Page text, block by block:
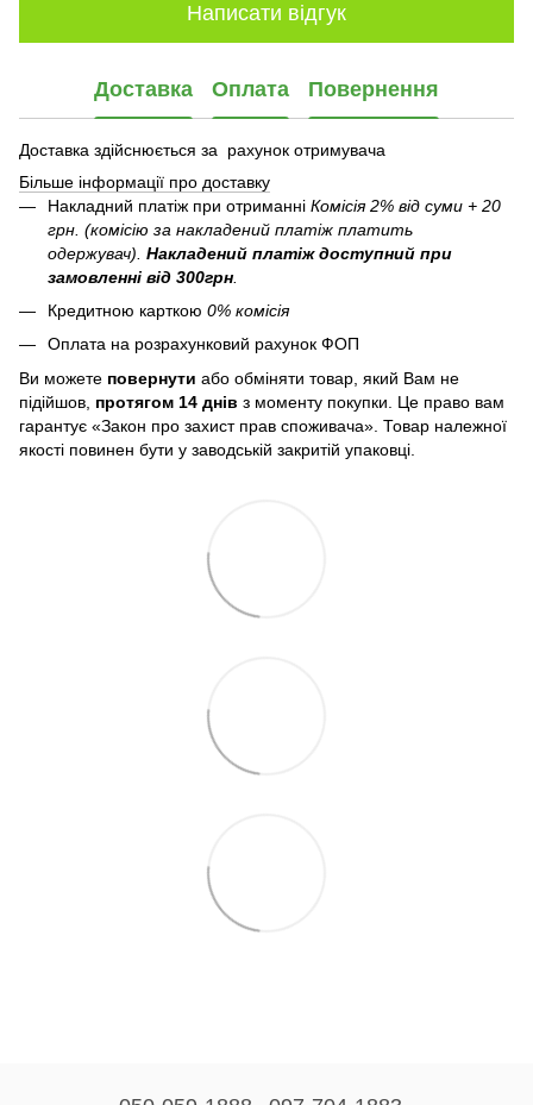
Написати відгук
Доставка Оплата Повернення
Доставка здійснюється за рахунок отримувача
Більше інформації про доставку
Накладний платіж при отриманні Комісія 2% від суми + 20
грн. (комісію за накладений платіж платить
одержувач). Накладений платіж доступний при
замовленні від 300грн
Кредитною карткою 0% комісія
Оплата на розрахунковий рахунок ФОП
Ви можете повернути або обміняти товар, який Вам не
підійшов, протягом 14 днів з моменту покупки. Це право вам
гарантує «Закон про захист прав споживача». Товар належної
якості повинен бути у заводській закритій упаковці.